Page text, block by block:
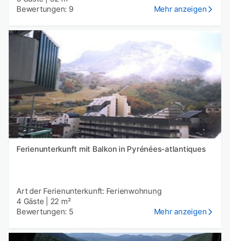
Bewertungen: 9
Mehr anzeigen
Ferienunterkunft mit Balkon in Pyrénées-atlantiques
Art der Ferienunterkunft: Ferienwohnung
4 Gäste
22 m²
Bewertungen: 5
Mehr anzeigen